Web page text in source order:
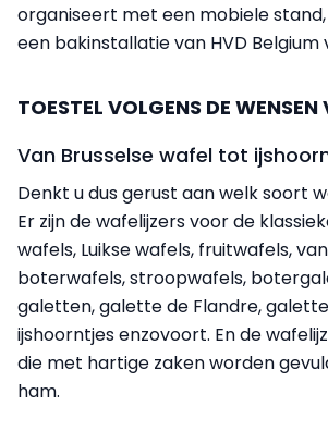
organiseert met een mobiele
een bakinstallatie van HVD Belgium
TOESTEL VOLGENS DE
Van Brusselse wafel tot
Denkt u dus gerust aan welk soort
Er zijn de wafelijzers voor de
wafels, Luikse wafels, fruitwafels,
boterwafels, stroopwafels,
galetten, galette de Flandre,
ijshoorntjes enzovoort. En de
die met hartige zaken worden
ham.